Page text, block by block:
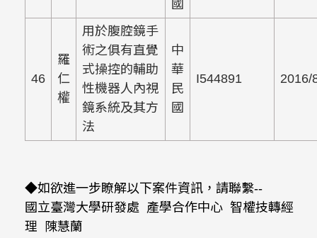
國
46
羅
仁
權
用於腹腔鏡手
術之俱有直覺
式操控的輔助
性機器人內視
鏡系統及其方
法
中
華
民
國
I544891 2016/
◆如欲進一步瞭解以下案件資訊，請聯繫--
國立臺灣大學研發處 產學合作中心 智權技轉經
理 陳慧蘭